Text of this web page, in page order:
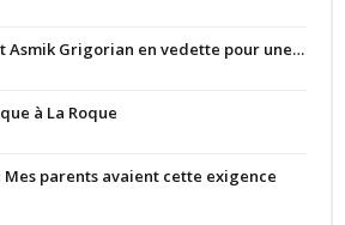
Asmik Grigorian en vedette pour une…
à La Roque
Mes parents avaient cette exigence